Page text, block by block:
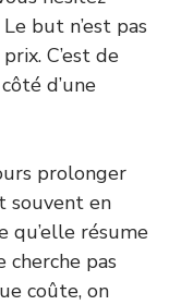
but n’est pas
C’est de
d’une
prolonger
souvent en
qu’elle résume
cherche pas
coûte, on